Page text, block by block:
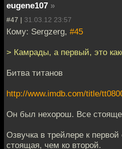
eugene107 »
#47 | 31.03.12 23:57
Кому: Sergzerg, #45
> Камрады, а первый, это
Битва титанов
http://www.imdb.com/title/
Он был нехорош. Все
Озвучка в трейлере к
стоящая, чем ко второй.